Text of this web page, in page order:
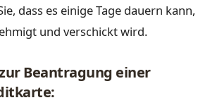
dass es einige Tage dauern kann,
und verschickt wird.
Beantragung einer